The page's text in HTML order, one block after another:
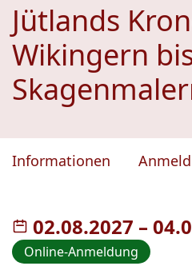
Jütlands
Wikingern
Informationen
02.08.2027 – bis
Online-Anmeldung